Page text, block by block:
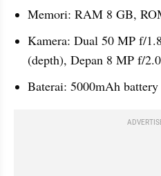
Memori: RAM 8 GB,
Kamera: Dual 50 MP f/
(depth), Depan 8 MP f/
Baterai: 5000mAh